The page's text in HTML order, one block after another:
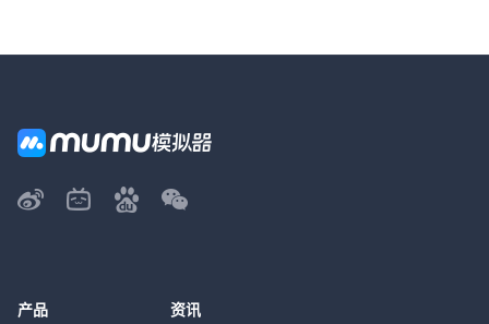
产品 资讯